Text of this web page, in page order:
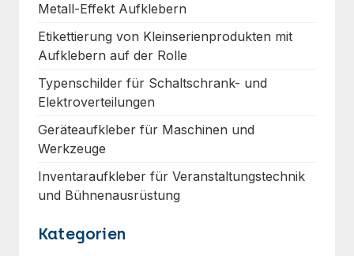
Metall-Effekt Aufklebern
Etikettierung von Kleinserienprodukten mit
Aufklebern auf der Rolle
Typenschilder für Schaltschrank- und
Elektroverteilungen
Geräteaufkleber für Maschinen und
Werkzeuge
Inventaraufkleber für Veranstaltungstechnik
und Bühnenausrüstung
Kategorien